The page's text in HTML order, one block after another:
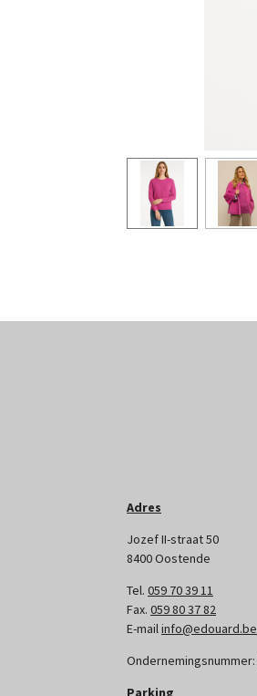
Adres
Jozef II-straat 50
8400 Oostende
Tel. 059 70 39 11
Fax. 059 80 37 82
E-mailinfo@edouard.be
Ondernemingsnummer:
Parking